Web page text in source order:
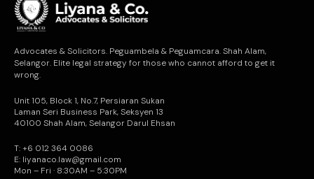
Advocates & Solicitors. Peguambela & Peguamcara. Shah Alam,
Selangor. Elite legal strategy for those who cannot afford to get it
wrong.
Unit 105, Block 1, No.7, Persiaran Sukan
Laman Seri Business Park, Seksyen 13
40100 Shah Alam, Selangor Darul Ehsan
T: +6 012 364 0086
E: liyanaco.law@gmail.com
Mon – Fri · 8:30AM – 5:30PM